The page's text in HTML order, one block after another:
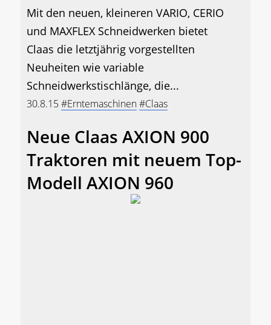
Mit den neuen, kleineren VARIO, CERIO
und MAXFLEX Schneidwerken bietet
Claas die letztjährig vorgestellten
Neuheiten wie variable
Schneidwerkstischlänge, die...
30.8.15#Erntemaschinen#Claas
Neue Claas AXION 900
Traktoren mit neuem Top-
Modell AXION 960